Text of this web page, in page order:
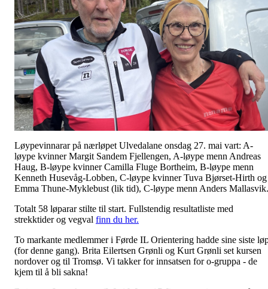
Løypevinnarar på nærløpet Ulvedalane onsdag 27. mai vart: A-
løype kvinner Margit Sandem Fjellengen, A-løype menn Andreas
Haug, B-løype kvinner Camilla Fluge Bortheim, B-løype menn
Kenneth Husevåg-Lobben, C-løype kvinner Tuva Bjørset-Hirth og
Emma Thune-Myklebust (lik tid), C-løype menn Anders Mallasvik.
Totalt 58 løparar stilte til start. Fullstendig resultatliste med
strekktider og vegval finn du her.
To markante medlemmer i Førde IL Orientering hadde sine siste
(for denne gang). Brita Eilertsen Grønli og Kurt Grønli set kursen
nordover og til Tromsø. Vi takker for innsatsen for o-gruppa - de
kjem til å bli sakna!